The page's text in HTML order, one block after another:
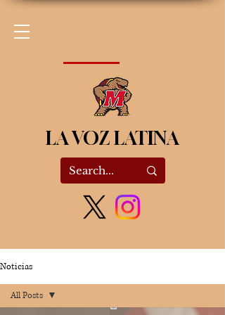
LA VOZ LATINA
Noticias
All Posts